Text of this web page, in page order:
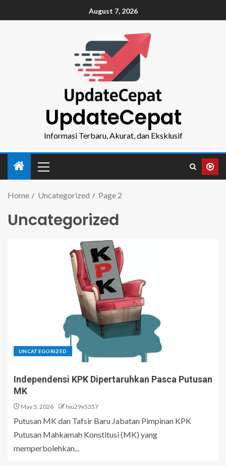
August 7, 2026
UpdateCepat
Informasi Terbaru, Akurat, dan Eksklusif
Home Uncategorized Page 2
Uncategorized
UNCATEGORIZED
Independensi KPK Dipertaruhkan Pasca Putusan
MK
May 5, 2026 hiu29x5357
Putusan MK dan Tafsir Baru Jabatan Pimpinan KPK
Putusan Mahkamah Konstitusi (MK) yang
memperbolehkan...